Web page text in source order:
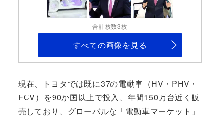
合計枚数3枚
すべての画像を見る
現在、トヨタでは既に37の電動車（HV・PHV・
FCV）を90か国以上で投入、年間150万台近く販
売しており、グローバルな「電動車マーケット」